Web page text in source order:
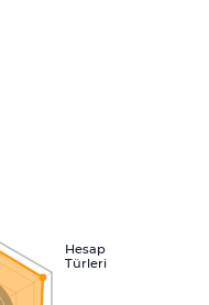
Hesap
Türleri